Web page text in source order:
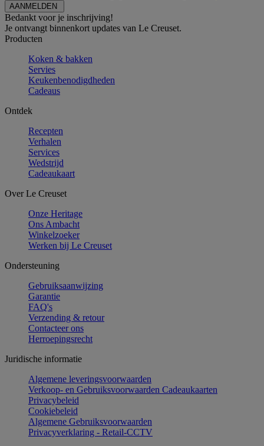
Bedankt voor je inschrijving!
Je ontvangt binnenkort updates van Le Creuset.
Producten
Koken & bakken
Servies
Keukenbenodigdheden
Cadeaus
Ontdek
Recepten
Verhalen
Services
Wedstrijd
Cadeaukaart
Over Le Creuset
Onze Heritage
Ons Ambacht
Winkelzoeker
Werken bij Le Creuset
Ondersteuning
Gebruiksaanwijzing
Garantie
FAQ's
Verzending & retour
Contacteer ons
Herroepingsrecht
Juridische informatie
Algemene leveringsvoorwaarden
Verkoop- en Gebruiksvoorwaarden Cadeaukaarten
Privacybeleid
Cookiebeleid
Algemene Gebruiksvoorwaarden
Privacyverklaring - Retail-CCTV